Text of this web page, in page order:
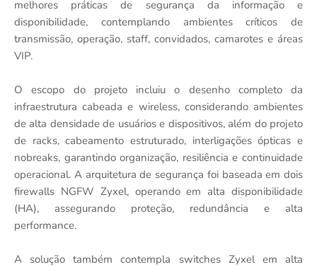
melhores práticas de segurança da informação e
disponibilidade, contemplando ambientes críticos de
transmissão, operação, staff, convidados, camarotes e áreas
VIP.
O escopo do projeto incluiu o desenho completo da
infraestrutura cabeada e wireless, considerando ambientes
de alta densidade de usuários e dispositivos, além do projeto
de racks, cabeamento estruturado, interligações ópticas e
nobreaks, garantindo organização, resiliência e continuidade
operacional. A arquitetura de segurança foi baseada em dois
firewalls NGFW Zyxel, operando em alta disponibilidade
(HA), assegurando proteção, redundância e alta
performance.
A solução também contempla switches Zyxel em alta